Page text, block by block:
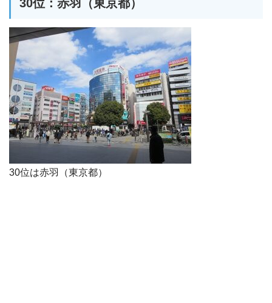
30位：赤羽（東京都）
30位は赤羽（東京都）